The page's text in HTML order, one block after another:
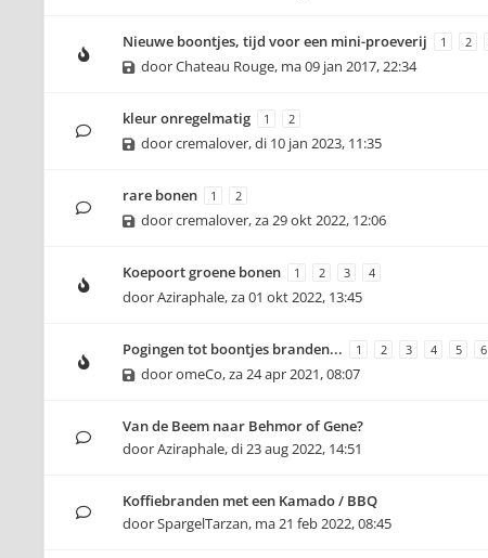
Nieuwe boontjes, tijd voor een mini-proeverij 1 2
doorChateau Rouge, ma 09 jan 2017, 22:34
kleur onregelmatig 1 2
doorcremalover,di 10 jan 2023, 11:35
rare bonen 1 2
doorcremalover,za 29 okt 2022, 12:06
Koepoort groene bonen 1 2 3 4
doorAziraphale,za 01 okt 2022, 13:45
Pogingen tot boontjes branden... 1 2 3 4 5 6
dooromeCo,za 24 apr 2021, 08:07
Van de Beem naar Behmor of Gene?
doorAziraphale,di 23 aug 2022, 14:51
Koffiebranden met een Kamado / BBQ
doorSpargelTarzan, ma 21 feb 2022, 08:45